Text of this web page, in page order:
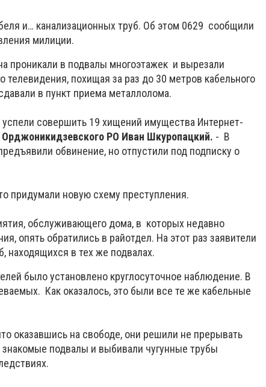
и… канализационных труб. Об этом 0629 сообщили
милиции.
проникали в подвалы многоэтажек и вырезали
телевидения, похищая за раз до 30 метров кабельного
в пункт приема металлолома.
совершить 19 хищений имущества Интернет-
РО Иван Шкуропацкий. - В
обвинение, но отпустили под подписку о
придумали новую схему преступления.
обслуживающего дома, в которых недавно
опять обратились в райотдел. На этот раз заявители
находящихся в тех же подвалах.
было установлено круглосуточное наблюдение. В
Как оказалось, это были все те же кабельные
оказавшись на свободе, они решили не прерывать
подвалы и выбивали чугунные трубы